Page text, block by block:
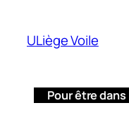
contenu
ULiège Voile
Pour être